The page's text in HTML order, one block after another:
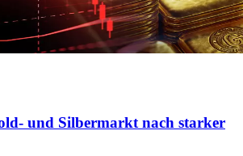
und Silbermarkt nach starker